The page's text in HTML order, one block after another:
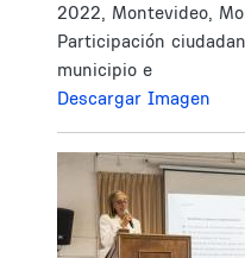
2022, Montevideo,
Participación
municipio e
Descargar Imagen